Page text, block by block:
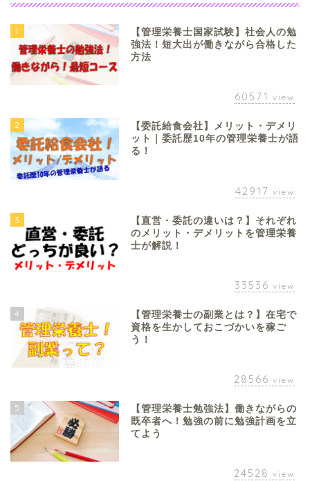
1
【管理栄養士国家試験】社会人の勉
強法！短大出が働きながら合格した
方法
60571 view
2
【委託給食会社】メリット・デメリ
ット｜委託歴10年の管理栄養士が語
る！
42917 view
3
【直営・委託の違いは？】それぞれ
のメリット・デメリットを管理栄養
士が解説！
33536 view
4
【管理栄養士の副業とは？】在宅で
資格を生かしておこづかいを稼ご
う！
28566 view
5
【管理栄養士勉強法】働きながらの
既卒者へ！勉強の前に勉強計画を立
てよう
24528 view